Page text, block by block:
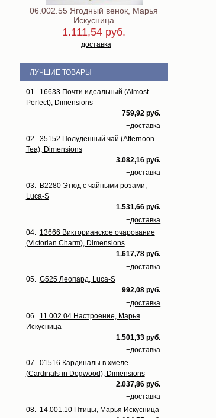
06.002.55 Ягодный венок, Марья
Искусница
1.111,54 руб.
+доставка
ЛУЧШИЕ ТОВАРЫ
01.
16633 Почти идеальный (Almost
Perfect), Dimensions
759,92 руб.
+доставка
02. 35152 Полуденный чай (Afternoon
Tea), Dimensions
3.082,16 руб.
+доставка
03. B2280 Этюд с чайными розами,
Luca-S
1.531,66 руб.
+доставка
04. 13666 Викторианское очарование
(Victorian Charm), Dimensions
1.617,78 руб.
+доставка
05. G525 Леопард, Luca-S
992,08 руб.
+доставка
06.
11.002.04 Настроение, Марья
Искусница
1.501,33 руб.
+доставка
07. 01516 Кардиналы в хмеле
(Cardinals in Dogwood), Dimensions
2.037,86 руб.
+доставка
08. 14.001.10 Птицы, Марья Искусница